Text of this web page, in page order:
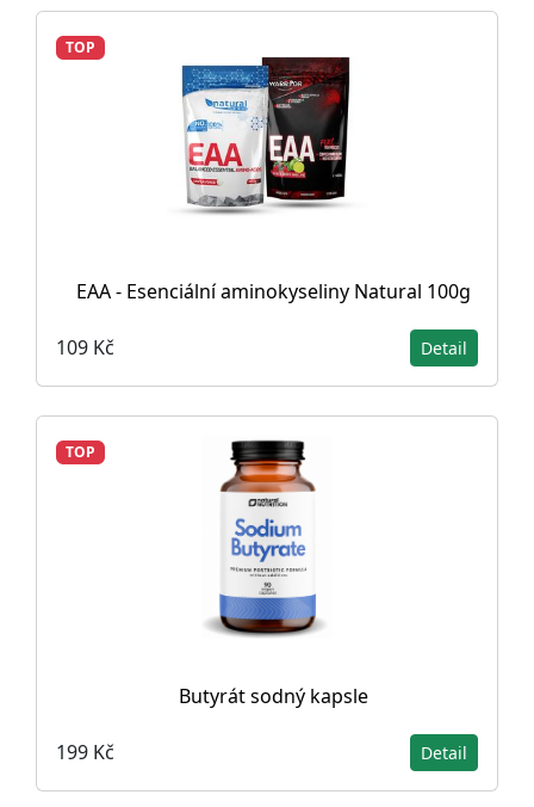
TOP
EAA - Esenciální aminokyseliny Natural 100g
109 Kč Detail
TOP
Butyrát sodný kapsle
199 Kč Detail